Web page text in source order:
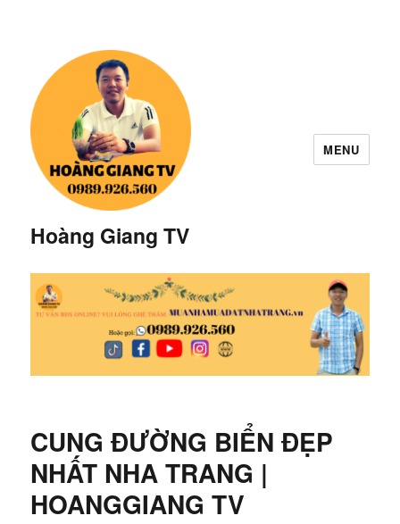
Hoàng Giang TV
MENU
CUNG ĐƯỜNG BIỂN ĐẸP
NHẤT NHA TRANG |
HOANGGIANG TV